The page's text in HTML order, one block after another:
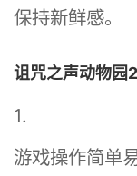
保持新鲜感。
诅咒之声动物园
1.
游戏操作简单